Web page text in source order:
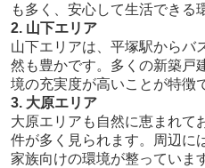
も多く、安心して生活できる
2. 山下エリア
山下エリアは、平塚駅からバ
然も豊かです。多くの新築戸
境の充実度が高いことが特徴
3. 大原エリア
大原エリアも自然に恵まれて
件が多く見られます。周辺に
家族向けの環境が整っていま